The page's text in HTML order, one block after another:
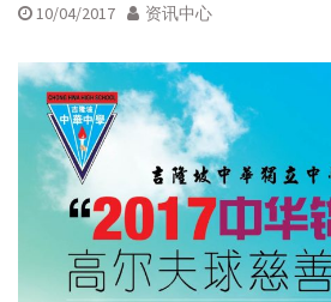
10/04/2017 资讯中心